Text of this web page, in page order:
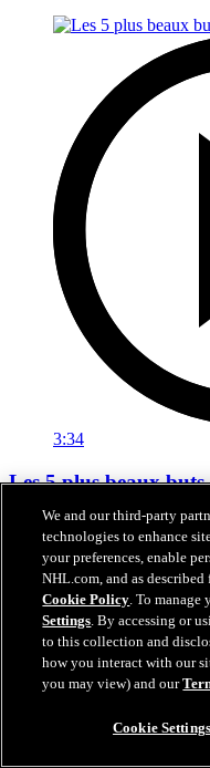
3:34
Les 5 plus beaux
Voyez les cinq plus beaux
dernière
20 juil. 2026
We and our third-party
technologies to enhance
your preferences, enable
NHL.com, and as
Cookie Policy. To manage
Settings. By accessing or
to this collection and
how you interact with our
you may view) and our
Cookie Settings